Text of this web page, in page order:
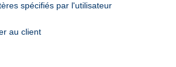
spécifiés par l'utilisateur
au client